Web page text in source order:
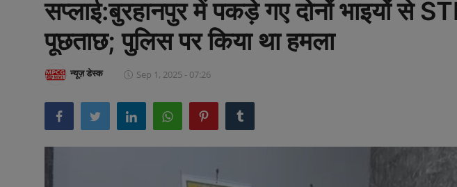
टेक्नॉलॉजी
सप्लाई:बुरहानपुर में पकड़े गए दोनों भाइयों से
पूछताछ; पुलिस पर किया था हमला
न्यूज़ डेस्क Sep 1, 2025 - 07:26